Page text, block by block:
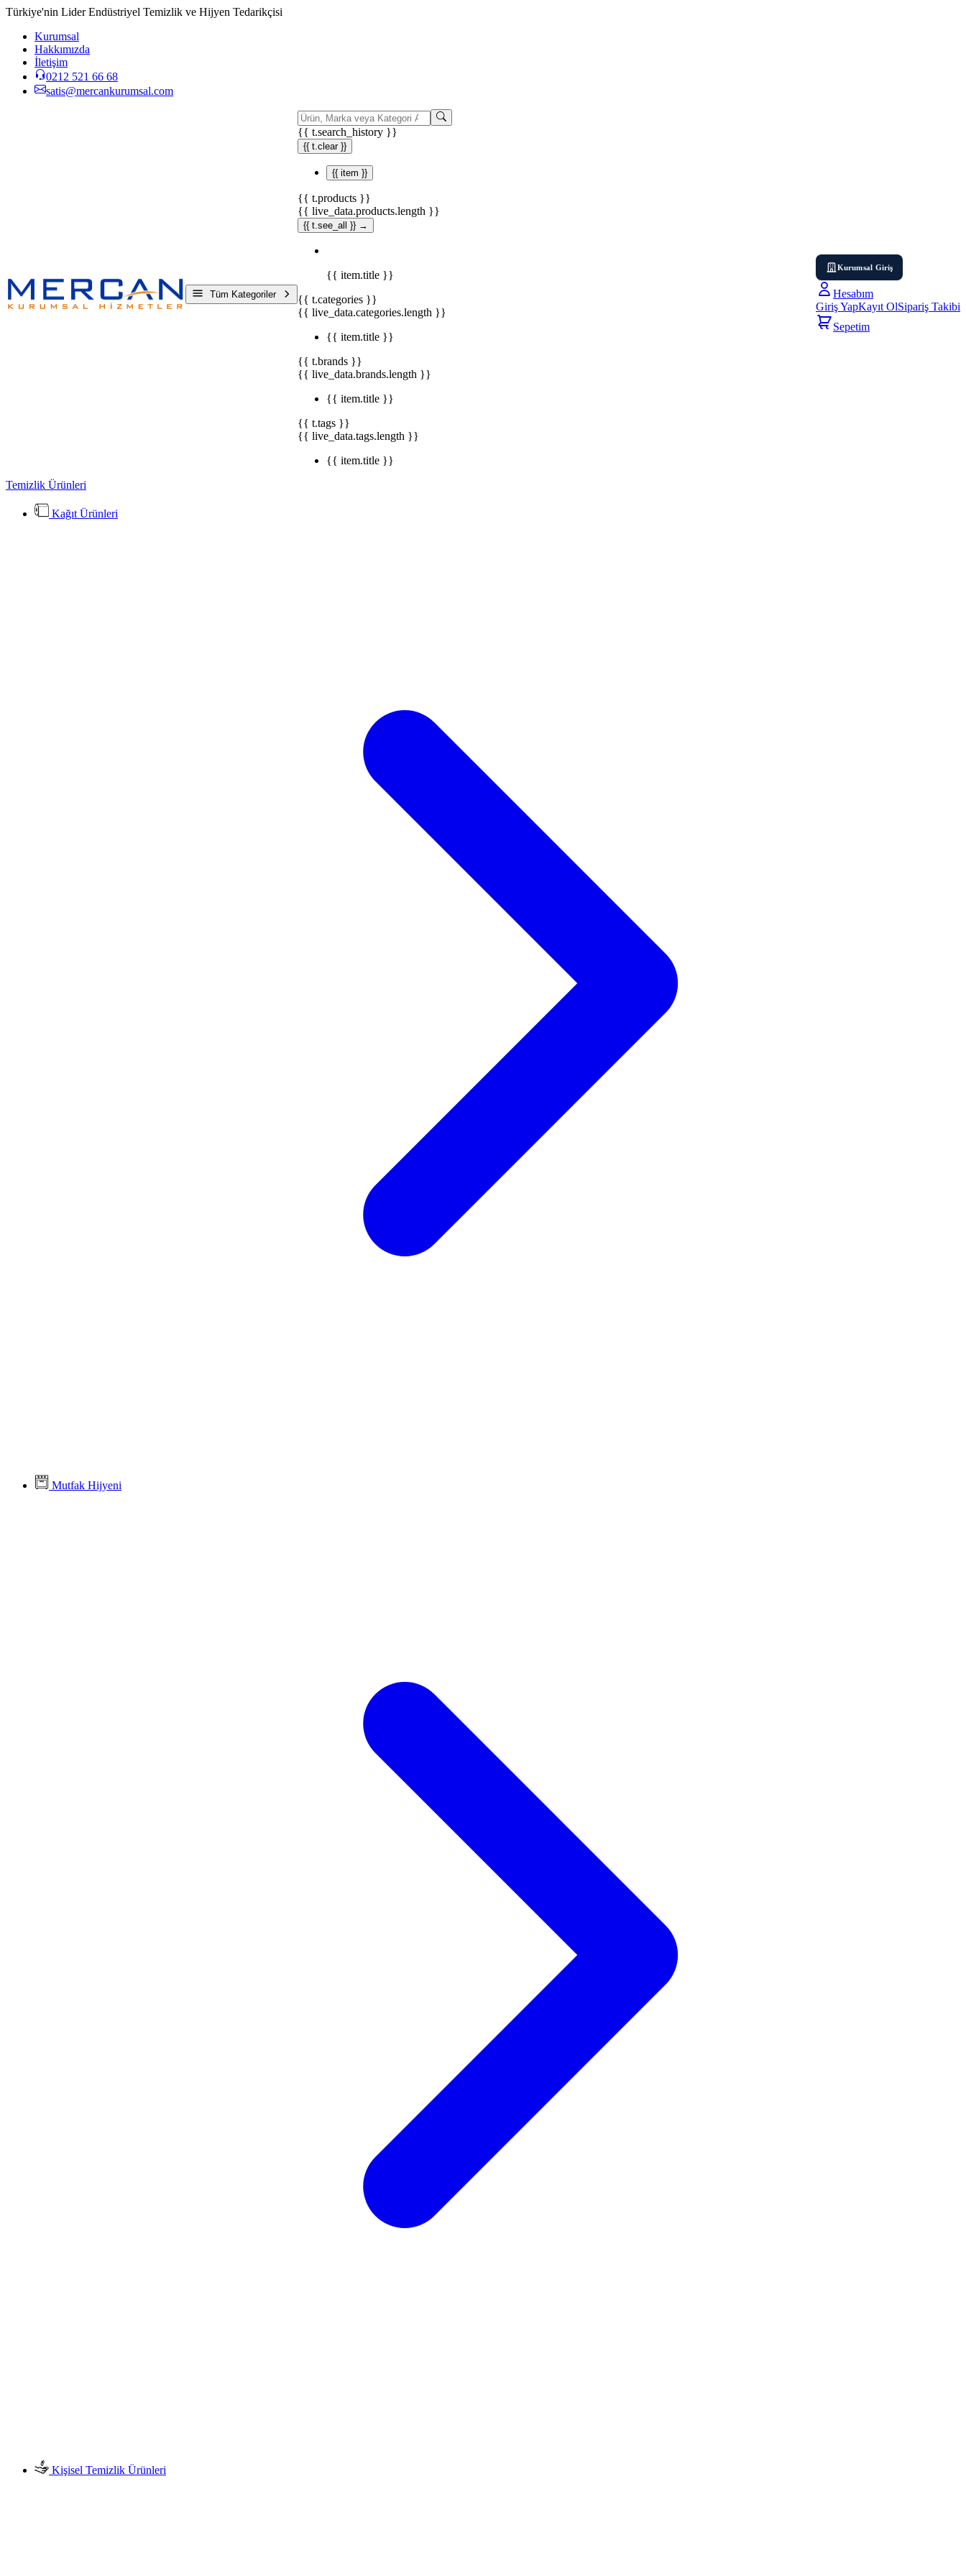
Türkiye'nin Lider Endüstriyel Temizlik ve Hijyen Tedarikçisi
Kurumsal
Hakkımızda
İletişim
0212 521 66 68
satis@mercankurumsal.com
Tüm Kategoriler
{{ t.search_history }}
{{ t.clear }}
{{ item }}
{{ t.products }}
{{ live_data.products.length }}
{{ t.see_all }} →
{{ item.title }}
{{ t.categories }}
{{ live_data.categories.length }}
{{ item.title }}
{{ t.brands }}
{{ live_data.brands.length }}
{{ item.title }}
{{ t.tags }}
{{ live_data.tags.length }}
{{ item.title }}
Kurumsal Giriş
Hesabım
Giriş YapKayıt OlSipariş Takibi
Sepetim
Temizlik Ürünleri
Kağıt Ürünleri
Mutfak Hijyeni
Kişisel Temizlik Ürünleri